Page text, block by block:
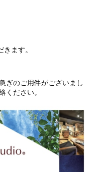
ます。
ぎのご用件がございまし
ください。